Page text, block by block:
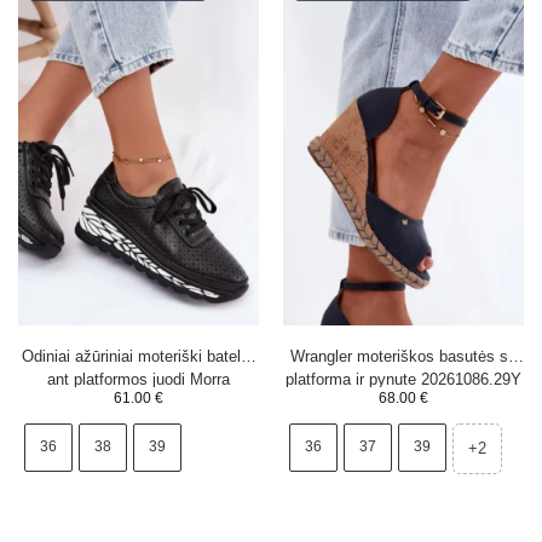
Odiniai ažūriniai moteriški bateliai
ant platformos juodi Morra
61.00 €
36 38 39
Wrangler moteriškos basutės su
platforma ir pynute 20261086.29Y
tamsiai mėlynos
68.00 €
36 37 39 +2